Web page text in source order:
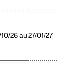
10/26au 27/01/27